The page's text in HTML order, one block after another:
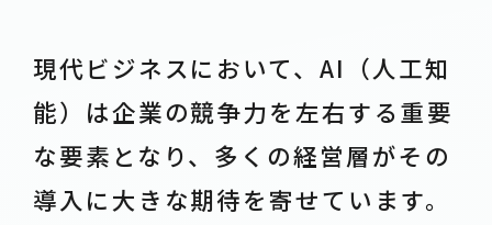
現代ビジネスにおいて、AI（人工知
能）は企業の競争力を左右する重要
な要素となり、多くの経営層がその
導入に大きな期待を寄せています。